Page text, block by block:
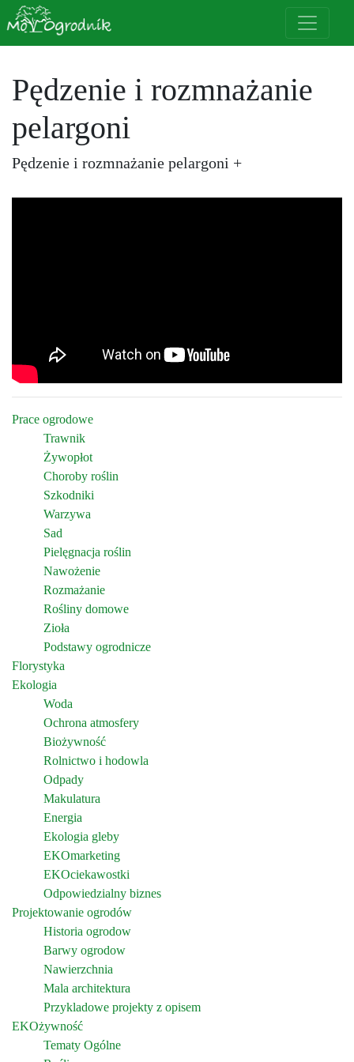
Pędzenie i rozmnażanie
pelargoni
Pędzenie i rozmnażanie pelargoni +
Prace ogrodowe
Trawnik
Żywopłot
Choroby roślin
Szkodniki
Warzywa
Sad
Pielęgnacja roślin
Nawożenie
Rozmażanie
Rośliny domowe
Zioła
Podstawy ogrodnicze
Florystyka
Ekologia
Woda
Ochrona atmosfery
Biożywność
Rolnictwo i hodowla
Odpady
Makulatura
Energia
Ekologia gleby
EKOmarketing
EKOciekawostki
Odpowiedzialny biznes
Projektowanie ogrodów
Historia ogrodow
Barwy ogrodow
Nawierzchnia
Mala architektura
Przykladowe projekty z opisem
EKOżywność
Tematy Ogólne